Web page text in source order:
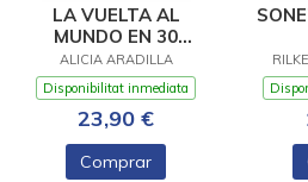
LA VUELTA AL
MUNDO EN 30
POEMAS
ALICIA ARADILLA
Disponibilitat inmediata
23,90 €
Comprar